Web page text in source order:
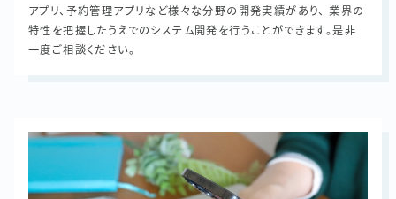
アプリ、予約管理アプリなど様々な分野の開発実績があり、 業界の
特性を把握したうえでのシステム開発を行うことができます。是非
一度ご相談ください。